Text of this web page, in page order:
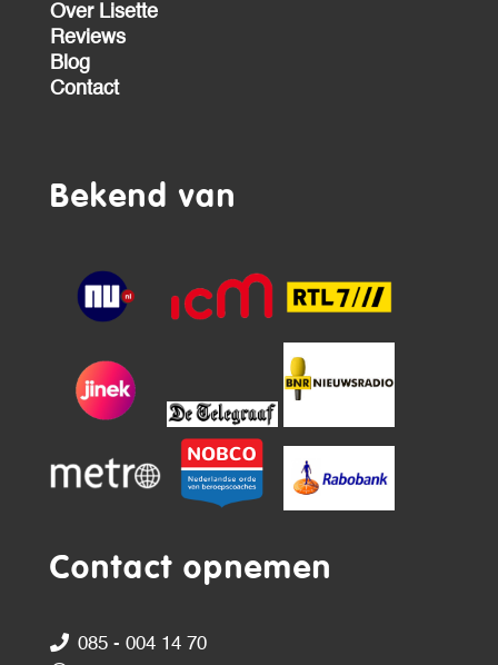
Over Lisette
Reviews
Blog
Contact
Bekend van
Contact opnemen
085 - 004 14 70